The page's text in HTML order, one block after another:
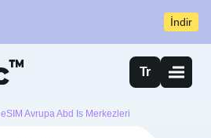
İndir
Tr
eSIM Avrupa Abd Is Merkezleri